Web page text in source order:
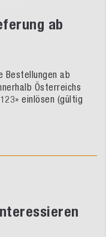
ab
Bestellungen ab
Österreichs
einlösen (gültig